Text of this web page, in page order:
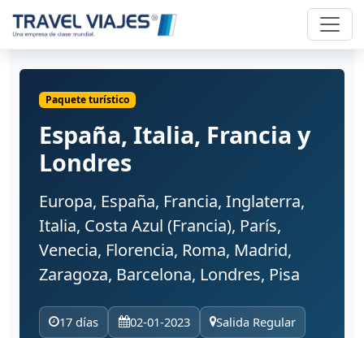
Paquete turístico
España, Italia, Francia y
Londres
Europa, España, Francia, Inglaterra,
Italia, Costa Azul (Francia), París,
Venecia, Florencia, Roma, Madrid,
Zaragoza, Barcelona, Londres, Pisa
17 días 02-01-2023 Salida Regular